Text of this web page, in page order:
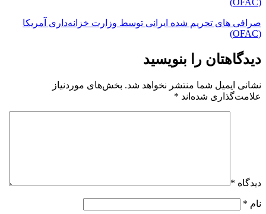
صرافی های تحریم شده ایرانی توسط وزارت خزانه‌داری آمریکا
(OFAC)
دیدگاهتان را بنویسید
نشانی ایمیل شما منتشر نخواهد شد. بخش‌های موردنیاز
علامت‌گذاری شده‌اند *
دیدگاه *
نام *